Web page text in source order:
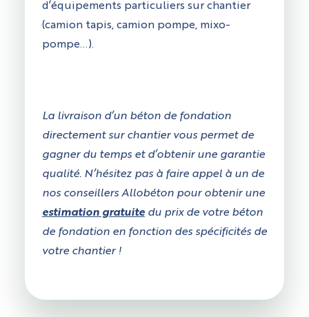
d’équipements particuliers sur chantier
(camion tapis, camion pompe, mixo-
pompe…).
La livraison d’un béton de fondation
directement sur chantier vous permet de
gagner du temps et d’obtenir une garantie
qualité. N’hésitez pas à faire appel à un de
nos conseillers Allobéton pour obtenir une
estimation gratuitedu prix de votre béton
de fondation en fonction des spécificités de
votre chantier !